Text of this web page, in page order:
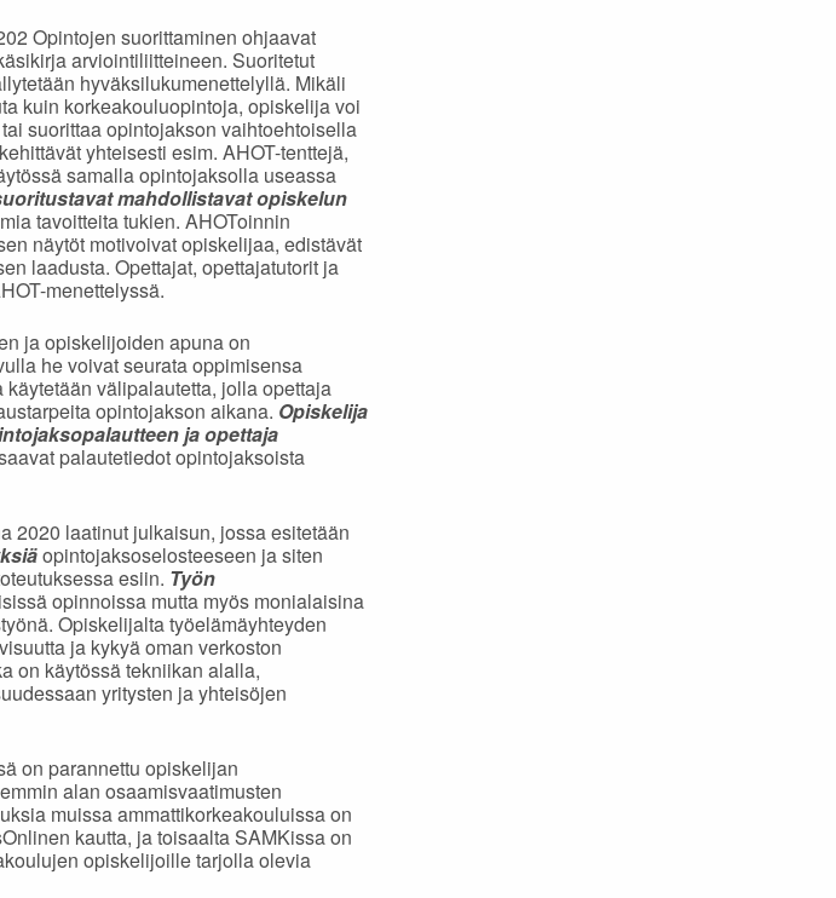
Opintojen suorittaminen ohjaavat
arviointiliitteineen. Suoritetut
hyväksilukumenettelyllä. Mikäli
kuin korkeakouluopintoja, opiskelija voi
suorittaa opintojakson vaihtoehtoisella
yhteisesti esim. AHOT-tenttejä,
samalla opintojaksolla useassa
mahdollistavat opiskelun
tavoitteita tukien. AHOToinnin
näytöt motivoivat opiskelijaa, edistävät
laadusta. Opettajat, opettajatutorit ja
menettelyssä.
ja opiskelijoiden apuna on
he voivat seurata oppimisensa
välipalautetta, jolla opettaja
opintojakson aikana. Opiskelija
ja opettaja
palautetiedot opintojaksoista
2020 laatinut julkaisun, jossa esitetään
opintojaksoselosteeseen ja siten
esiin. Työn
opinnoissa mutta myös monialaisina
Opiskelijalta työelämäyhteyden
ja kykyä oman verkoston
on käytössä tekniikan alalla,
yritysten ja yhteisöjen
on parannettu opiskelijan
alan osaamisvaatimusten
muissa ammattikorkeakouluissa on
kautta, ja toisaalta SAMKissa on
opiskelijoille tarjolla olevia